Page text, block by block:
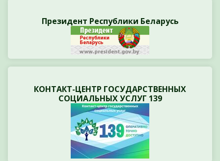
Президент Республики Беларусь
КОНТАКТ-ЦЕНТР ГОСУДАРСТВЕННЫХ
СОЦИАЛЬНЫХ УСЛУГ 139